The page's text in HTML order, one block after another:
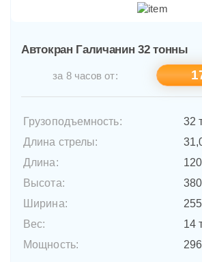
Автокран Галичанин 32 тонны
за 8 часов от:
Грузоподъемность:
32
Длина стрелы:
Длина:
Высота:
Ширина:
Вес:
14
Мощность: